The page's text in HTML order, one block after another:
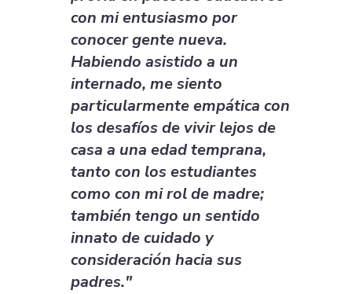
con mi entusiasmo por
conocer gente nueva.
Habiendo asistido a un
internado, me siento
particularmente empática con
los desafíos de vivir lejos de
casa a una edad temprana,
tanto con los estudiantes
como con mi rol de madre;
también tengo un sentido
innato de cuidado y
consideración hacia sus
padres."